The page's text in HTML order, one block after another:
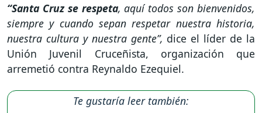
“Santa Cruz se respeta, aquí todos son bienvenidos,
siempre y cuando sepan respetar nuestra historia,
nuestra cultura y nuestra gente”, dice el líder de la
Unión Juvenil Cruceñista, organización que
arremetió contra Reynaldo Ezequiel.
Te gustaría leer también: